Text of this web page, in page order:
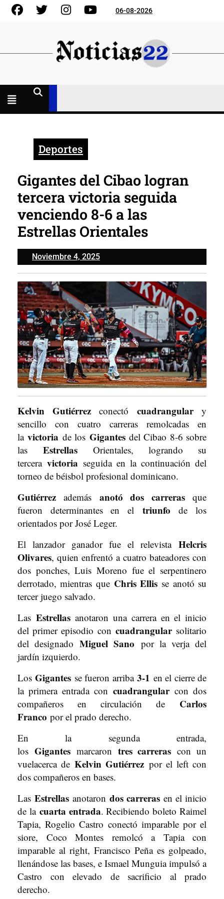
Skip
FacebookGorjeo InstagramYouTube06-08-2026
Deportes
Gigantes del Cibao logran
tercera victoria seguida
venciendo 8-6 a las
Estrellas Orientales
Noviembre 4, 2025Noviembre
4,
2025
Kelvin Gutiérrezconectó cuadrangulary
sencillo con cuatro carreras remolcadas en
lavictoria de los Gigantesdel Cibao 8-6 sobre
las Estrellas Orientales, logrando su
tercera victoria seguida en la continuación del
torneo de béisbol profesional dominicano.
Gutiérrez además anotó dos carrerasque
fueron determinantes en el triunfo de los
orientados por José Leger.
El lanzador ganador fue el relevista Helcris
Olivares, quien enfrentó a cuatro bateadores con
dos ponches, Luis Moreno fue el serpentinero
derrotado, mientras que Chris Ellis se anotó su
tercer juego salvado.
Las Estrellasanotaron una carrera en el inicio
del primer episodio con cuadrangularsolitario
del designadoMiguel Sano por la verja del
jardín izquierdo.
LosGigantes se fueron arriba3-1 en el cierre de
la primera entrada con cuadrangularcon dos
compañeros en circulación de Carlos
Franco por el prado derecho.
En la segunda entrada,
los Gigantesmarcaron tres carreras con un
vuelacerca deKelvin Gutiérrez por el left con
dos compañeros en bases.
Las Estrellas anotaron dos carreras en el inicio
de la cuarta entrada. Recibiendo boleto Raimel
Tapia, Rogelio Castro conectó imparable por el
siore, Coco Montes remolcó a Tapia con
imparable al right, Francisco Peña es golpeado,
llenándose las bases, e Ismael Munguia impulsó a
Castro con elevado de sacrificio al prado
derecho.